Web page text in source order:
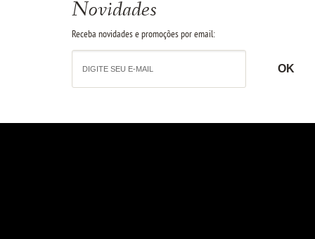
Novidades
Receba novidades e promoções por email: